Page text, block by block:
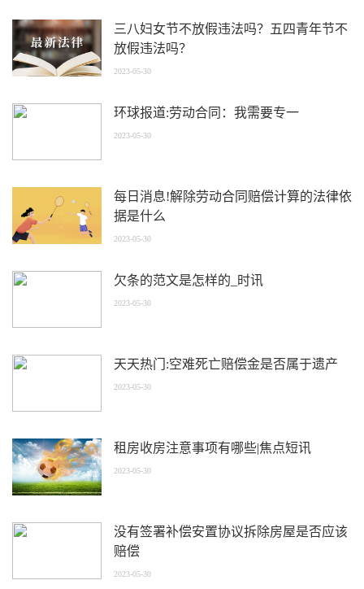
三八妇女节不放假违法吗？五四青年节不
放假违法吗？
2023-05-30
环球报道:劳动合同：我需要专一
2023-05-30
每日消息!解除劳动合同赔偿计算的法律依
据是什么
2023-05-30
欠条的范文是怎样的_时讯
2023-05-30
天天热门:空难死亡赔偿金是否属于遗产
2023-05-30
租房收房注意事项有哪些|焦点短讯
2023-05-30
没有签署补偿安置协议拆除房屋是否应该
赔偿
2023-05-30